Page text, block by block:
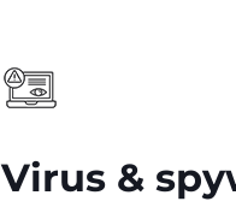
Virus &